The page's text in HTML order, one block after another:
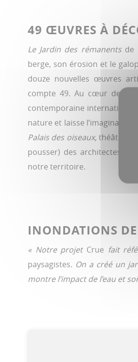
49 ŒUVRES À
Le Jardin des rémanents de
berge, son érosion et le
douze nouvelles œuvres
compte 49. Au cœur des
contemporaine
nature et laisse l’imaginaire
Palais des oiseaux,théâtre
pousser) des architectes
notre territoire.
INONDATIONS
« Notre projet Crue fait
paysagistes. On a créé un
montre l’impact de l’eau et